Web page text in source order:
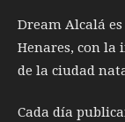
Dream Alcalá
Henares, con la
de la ciudad
Cada día